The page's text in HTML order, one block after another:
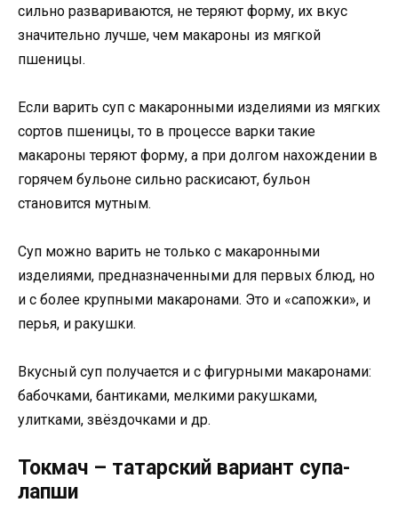
сильно развариваются, не теряют форму, их вкус
значительно лучше, чем макароны из мягкой
пшеницы.
Если варить суп с макаронными изделиями из мягких
сортов пшеницы, то в процессе варки такие
макароны теряют форму, а при долгом нахождении в
горячем бульоне сильно раскисают, бульон
становится мутным.
Суп можно варить не только с макаронными
изделиями, предназначенными для первых блюд, но
и с более крупными макаронами. Это и «сапожки», и
перья, и ракушки.
Вкусный суп получается и с фигурными макаронами:
бабочками, бантиками, мелкими ракушками,
улитками, звёздочками и др.
Токмач – татарский вариант супа-
лапши